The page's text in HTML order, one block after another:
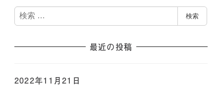
検
索
検索
最近の投稿
2022年11月21日